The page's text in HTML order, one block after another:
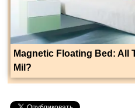
Magnetic Floating Bed: All
Mil?